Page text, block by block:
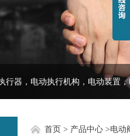
行器，电动执行机构，电动装置
首页 > 产品中心>电动